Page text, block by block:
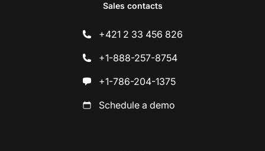
Sales contacts
+421 2 33 456 826
+1-888-257-8754
+1-786-204-1375
Schedule a demo